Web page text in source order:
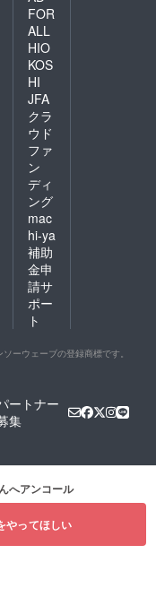
FOR
ALL
HIO
KOS
HI
JFA
クラ
ウド
ファ
ン
ディ
ング
mac
hi-ya
補助
金申
請サ
ポー
ト
ーウェーブの登録商標です。
ートナー
集
へアンコール
やってほしい